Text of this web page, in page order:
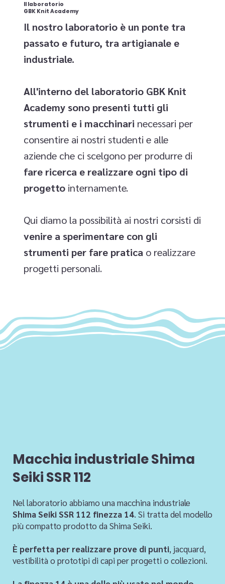
Il laboratorio
GBK Knit Academy
Il nostro laboratorio è un ponte tra
passato e futuro, tra artigianale e
industriale.
All'interno del laboratorio GBK Knit
Academy sono presenti tutti gli
strumenti e i macchinari necessari per
consentire ai nostri studenti e alle
aziende che ci scelgono per produrre di
fare ricerca e realizzare ogni tipo di
progetto internamente.
Qui diamo la possibilità ai nostri corsisti di
venire a sperimentare con gli
strumenti per fare pratica o realizzare
progetti personali.
Macchia industriale Shima
Seiki SSR 112
Nel laboratorio abbiamo una macchina industriale
Shima Seiki SSR 112 finezza 14. Si tratta del modello
più compatto prodotto da Shima Seiki.
È perfetta per realizzare prove di punti, jacquard,
vestibilità o prototipi di capi per progetti o collezioni.